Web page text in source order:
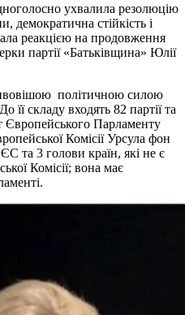
ухвалила резолюцію
демократична стійкість і
реакцією на продовження
партії «Батьківщина» Юлії
політичною силою
її складу входять 82 партії та
Європейського Парламенту
Комісії Урсула фон
та 3 голови країн, які не є
Комісії; вона має